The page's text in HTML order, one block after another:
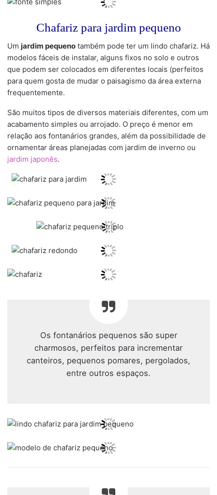
Chafariz para jardim pequeno
Um jardim pequeno também pode ter um lindo chafariz. Há
modelos fáceis de instalar, alguns fixos no solo e outros
que podem ser colocados em diferentes locais (perfeitos
para quem gosta de mudar o paisagismo da área externa
frequentemente.
São muitos tipos de diversos materiais diferentes, com um
acabamento simples ou arrojado. O preço é menor em
relação aos fontanários grandes, além da possibilidade de
ornamentar áreas planejadas com jardim de inverno ou
jardim japonês.
Os fontanários pequenos são super
charmosos, perfeitos para incrementar
canteiros, pequenos pomares, pergolados,
entre outros espaços.